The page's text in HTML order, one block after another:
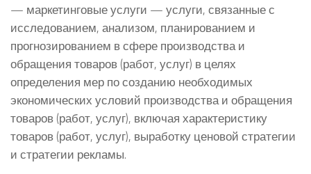
— маркетинговые услуги — услуги, связанные с
исследованием, анализом, планированием и
прогнозированием в сфере производства и
обращения товаров (работ, услуг) в целях
определения мер по созданию необходимых
экономических условий производства и обращения
товаров (работ, услуг), включая характеристику
товаров (работ, услуг), выработку ценовой стратегии
и стратегии рекламы.